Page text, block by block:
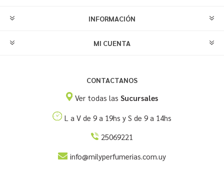
INFORMACIÓN
MI CUENTA
CONTACTANOS
Ver todas las Sucursales
L a V de 9 a 19hs y S de 9 a 14hs
25069221
info@milyperfumerias.com.uy